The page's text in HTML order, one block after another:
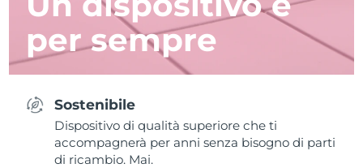
per sempre
Sostenibile
Dispositivo di qualità superiore che ti
accompagnerà per anni senza bisogno di parti
di ricambio. Mai.